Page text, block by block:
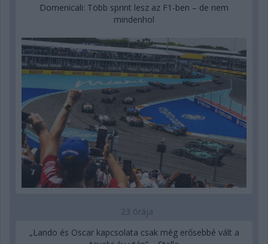
Domenicali: Több sprint lesz az F1-ben – de nem
mindenhol
23 órája
„Lando és Oscar kapcsolata csak még erősebbé vált a